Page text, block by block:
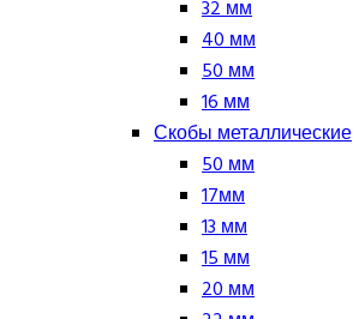
32 мм
40 мм
50 мм
16 мм
Скобы металлические
50 мм
17мм
13 мм
15 мм
20 мм